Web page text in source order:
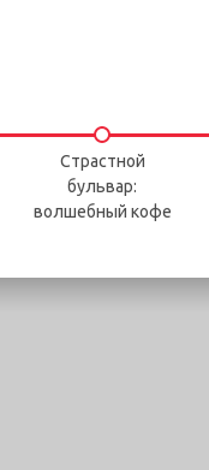
Страстной
бульвар:
волшебный кофе